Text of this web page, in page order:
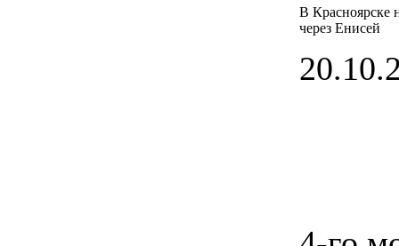
В Красноярске
через Енисей